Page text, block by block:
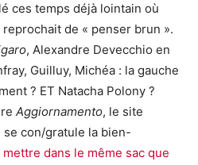
ces temps déjà lointain où
de « penser brun ».
, Alexandre Devecchio en
Guilluy, Michéa : la gauche
? ET Natacha Polony ?
Aggiornamento, le site
se con/gratule la bien-
mettre dans le même sac que